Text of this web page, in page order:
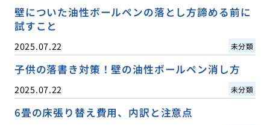
壁についた油性ボールペンの落とし方諦める前に
試すこと
2025.07.22 未分類
子供の落書き対策！壁の油性ボールペン消し方
2025.07.22 未分類
6畳の床張り替え費用、内訳と注意点